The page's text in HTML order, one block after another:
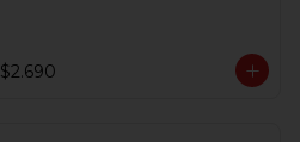
$2.690